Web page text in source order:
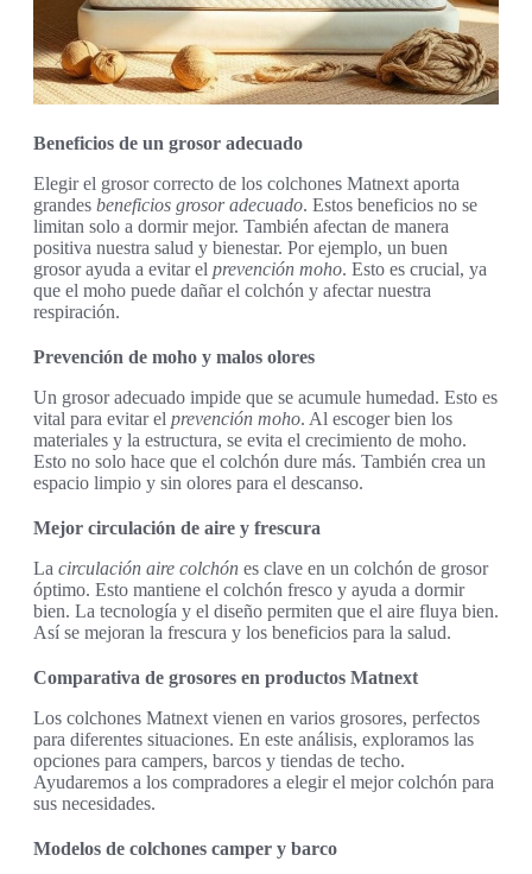
Beneficios de un grosor adecuado
Elegir el grosor correcto de los colchones Matnext aporta
grandes beneficios grosor adecuado. Estos beneficios no se
limitan solo a dormir mejor. También afectan de manera
positiva nuestra salud y bienestar. Por ejemplo, un buen
grosor ayuda a evitar el prevención moho. Esto es crucial, ya
que el moho puede dañar el colchón y afectar nuestra
respiración.
Prevención de moho y malos olores
Un grosor adecuado impide que se acumule humedad. Esto es
vital para evitar el prevención moho. Al escoger bien los
materiales y la estructura, se evita el crecimiento de moho.
Esto no solo hace que el colchón dure más. También crea un
espacio limpio y sin olores para el descanso.
Mejor circulación de aire y frescura
La circulación aire colchón es clave en un colchón de grosor
óptimo. Esto mantiene el colchón fresco y ayuda a dormir
bien. La tecnología y el diseño permiten que el aire fluya bien.
Así se mejoran la frescura y los beneficios para la salud.
Comparativa de grosores en productos Matnext
Los colchones Matnext vienen en varios grosores, perfectos
para diferentes situaciones. En este análisis, exploramos las
opciones para campers, barcos y tiendas de techo.
Ayudaremos a los compradores a elegir el mejor colchón para
sus necesidades.
Modelos de colchones camper y barco